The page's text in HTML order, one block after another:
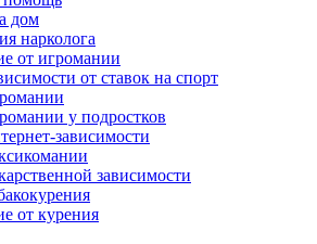
дом
нарколога
от игромании
от ставок на спорт
у подростков
зависимости
зависимости
от курения